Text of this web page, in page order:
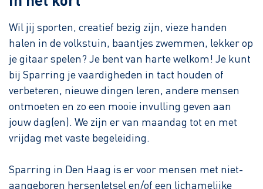
Wil jij sporten, creatief bezig zijn, vieze handen
halen in de volkstuin, baantjes zwemmen, lekker op
je gitaar spelen? Je bent van harte welkom! Je kunt
bij Sparring je vaardigheden in tact houden of
verbeteren, nieuwe dingen leren, andere mensen
ontmoeten en zo een mooie invulling geven aan
jouw dag(en). We zijn er van maandag tot en met
vrijdag met vaste begeleiding.
Sparring in Den Haag is er voor mensen met niet-
aangeboren hersenletsel en/of een lichamelijke